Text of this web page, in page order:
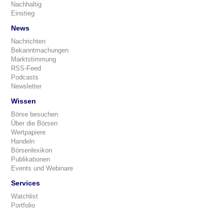
Nachhaltig
Einstieg
News
Nachrichten
Bekanntmachungen
Marktstimmung
RSS-Feed
Podcasts
Newsletter
Wissen
Börse besuchen
Über die Börsen
Wertpapiere
Handeln
Börsenlexikon
Publikationen
Events und Webinare
Services
Watchlist
Portfolio